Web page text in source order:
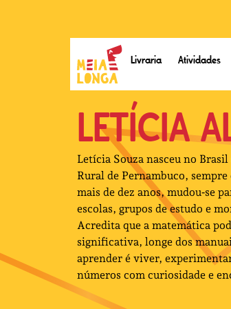
Livraria Atividades
LETÍCIA
Letícia Souza nasceu no
Rural de Pernambuco,
mais de dez anos, mudou‑se
escolas, grupos de estudo e
Acredita que a matemática
significativa, longe dos
aprender é viver,
números com curiosidade e